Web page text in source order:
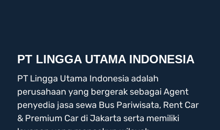
PT LINGGA UTAMA INDONESIA
PT Lingga Utama Indonesia adalah
perusahaan yang bergerak sebagai Agent
penyedia jasa sewa Bus Pariwisata, Rent Car
& Premium Car di Jakarta serta memiliki